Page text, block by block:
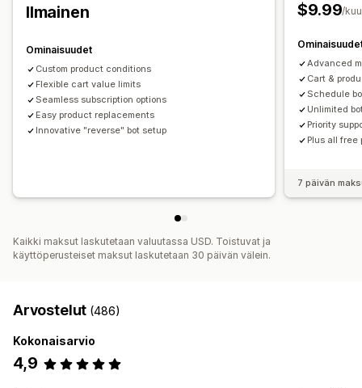
Ilmainen
Ominaisuudet
Custom product conditions
Flexible cart value limits
Seamless subscription options
Easy product replacements
Innovative "reverse" bot setup
$9.99/
Advanced
Cart &
Schedule
Unlimited
Priority
Plus all
7 päivän
Kaikki maksut laskutetaan valuutassa USD. Toistuvat ja
käyttöperusteiset maksut laskutetaan 30 päivän välein.
Arvostelut (486)
Kokonaisarvio
4,9